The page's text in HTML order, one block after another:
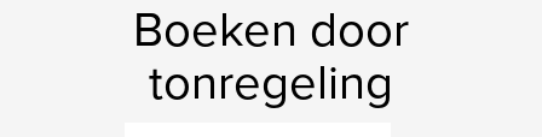
Boeken door
tonregeling